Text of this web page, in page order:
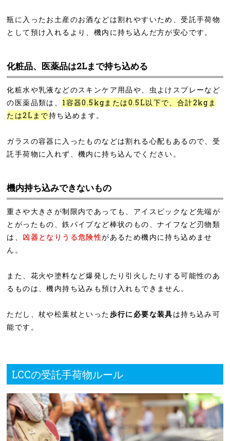
瓶に入ったお土産のお酒などは割れやすいため、受託手荷物
として預け入れるより、機内に持ち込んだ方が安心です。
化粧品、医薬品は2Lまで持ち込める
化粧水や乳液などのスキンケア用品や、虫よけスプレーなど
の医薬品類は、 1容器0.5kgまたは0.5L以下で、合計2kgま
たは2Lまで持ち込めます。
ガラスの容器に入ったものなどは割れる心配もあるので、受
託手荷物に入れず、機内に持ち込んでください。
機内持ち込みできないもの
重さや大きさが制限内であっても、アイスピックなど先端が
とがったもの、鉄パイプなど棒状のもの、ナイフなど刃物類
は、 凶器となりうる危険性があるため機内に持ち込めませ
ん。
また、花火や塗料など爆発したり引火したりする可能性のあ
るものは、機内持ち込みも預け入れもできません。
ただし、杖や松葉杖といった歩行に必要な装具は持ち込み可
能です。
LCCの受託手荷物ルール